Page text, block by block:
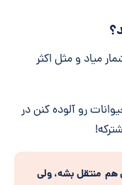
میاد و مثل اکثر
رو آلوده کنن در
هم منتقل بشه، ولی